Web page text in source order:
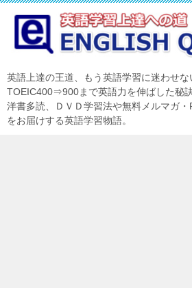
英語上達の王道、もう英語学習に迷わせな
TOEIC400⇒900まで英語力を伸ばした秘
洋書多読、ＤＶＤ学習法や無料メルマガ
をお届けする英語学習物語。